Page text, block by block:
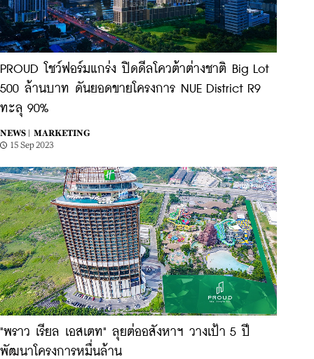
PROUD โชว์ฟอร์มแกร่ง ปิดดีลโควต้าต่างชาติ Big Lot
500 ล้านบาท ดันยอดขายโครงการ NUE District R9
ทะลุ 90%
NEWS |
MARKETING
15 Sep 2023
"พราว เรียล เอสเตท" ลุยต่ออสังหาฯ วางเป้า 5 ปี
พัฒนาโครงการหมื่นล้าน